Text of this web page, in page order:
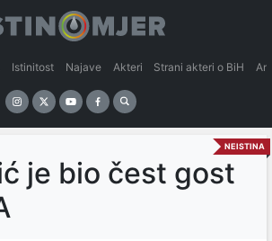
Istinitost Najave Akteri Strani akteri o BiH
NEISTINA
je bio čest gost